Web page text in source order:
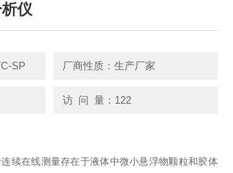
仪
SP 厂商性质：生产厂家
访 问 量：122
续在线测量存在于液体中微小悬浮物颗粒和胶体